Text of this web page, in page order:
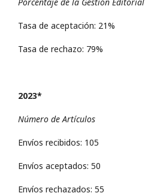
Porcentaje de la Gestión Editorial
Tasa de aceptación: 21%
Tasa de rechazo: 79%
2023*
Número de Artículos
Envíos recibidos: 105
Envíos aceptados: 50
Envíos rechazados: 55